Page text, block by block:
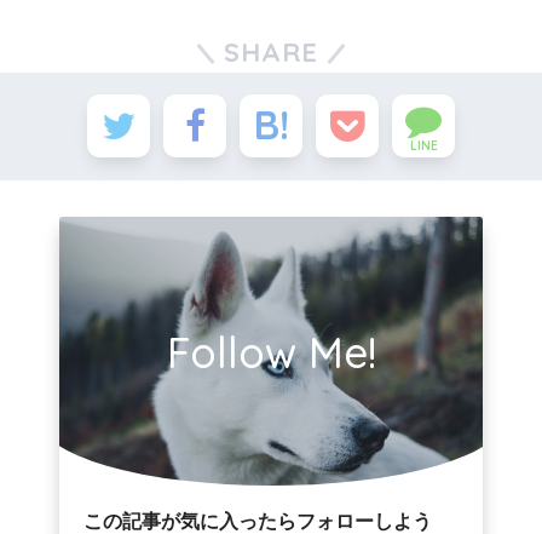
SHARE
LINE
Follow Me!
この記事が気に入ったらフォローしよう